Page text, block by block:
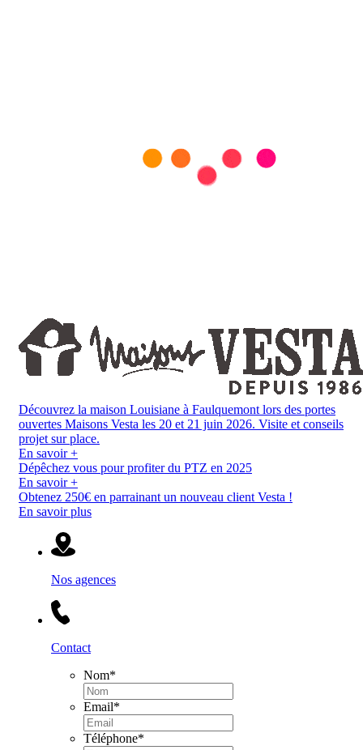
Découvrez la maison Louisiane à Faulquemont lors des portes
ouvertes Maisons Vesta les 20 et 21 juin 2026. Visite et conseils
projet sur place.
En savoir +
Dépêchez vous pour profiter du PTZ en 2025
En savoir +
Obtenez 250€ en parrainant un nouveau client Vesta !
En savoir plus
Nos agences
Contact
Nom*
Email*
Téléphone*